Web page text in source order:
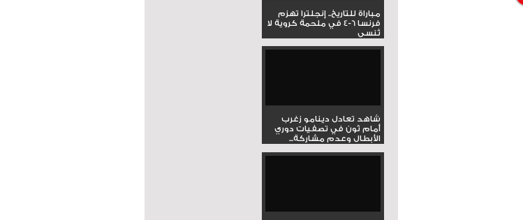
مباراة للتاريخ.. إنجلترا تهزم
فرنسا 6-4 في ملحمة كروية لا
تُنسى
شاهد تعادل دينامو زغرب
أمام ثون في تصفيات دوري
الأبطال وعدم مشاركة...